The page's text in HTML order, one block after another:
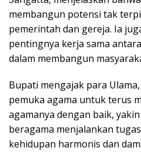
membangun potensi tak
pemerintah dan gereja. Ia
pentingnya kerja sama
dalam membangun
Bupati mengajak para
pemuka agama untuk terus
agamanya dengan baik,
beragama menjalankan
kehidupan harmonis dan